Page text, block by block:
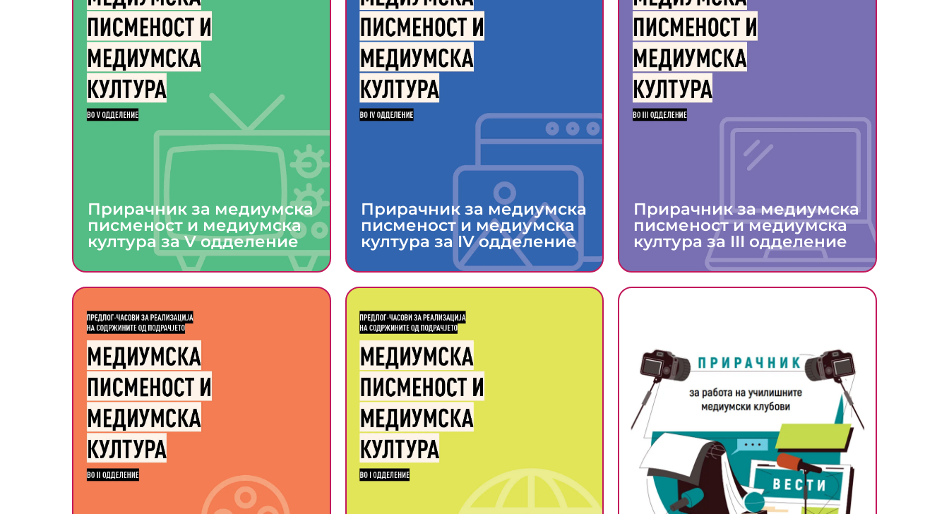
Прирачник за медиумска
писменост и медиумска
култура за V одделение
Прирачник за медиумска
писменост и медиумска
култура за IV одделение
Прирачник за медиумска
писменост и медиумска
култура за III одделение